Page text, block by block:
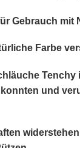
Gebrauch mit
Farbe
und